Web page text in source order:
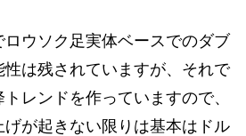
ウソク足実体ベースでのダブ
性は残されていますが、それで
レンドを作っていますので、
が起きない限りは基本はドル